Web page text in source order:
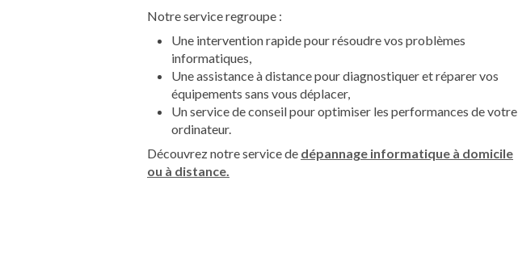
Notre service regroupe :
Une intervention rapide pour résoudre vos problèmes
informatiques,
Une assistance à distance pour diagnostiquer et réparer vos
équipements sans vous déplacer,
Un service de conseil pour optimiser les performances de votre
ordinateur.
Découvrez notre service de dépannage informatique à domicile
ou à distance.